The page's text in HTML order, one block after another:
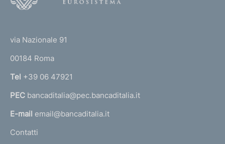
r
n
a
l
'
via Nazionale 91
00184 Roma
Tel +39 06 47921
PEC bancaditalia@pec.bancaditalia.it
E-mail email@bancaditalia.it
Contatti